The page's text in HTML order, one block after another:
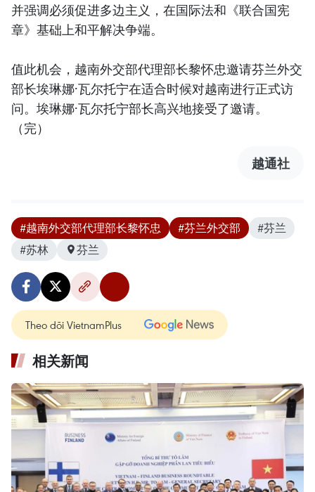
并强调必须促进多边主义，在国际法和《联合国宪
章》基础上和平解决争端。
值此机会，越南外交部代理部长黎怀忠邀请芬兰外交
部长埃琳娜·瓦尔托宁在适合时候对越南进行正式访
问。埃琳娜·瓦尔托宁部长高兴地接受了邀请。
（完）
越通社
#越南外交部代理部长黎怀忠 #芬兰外交部
#芬兰
#苏林
芬兰
Theo dõi VietnamPlus
相关新闻